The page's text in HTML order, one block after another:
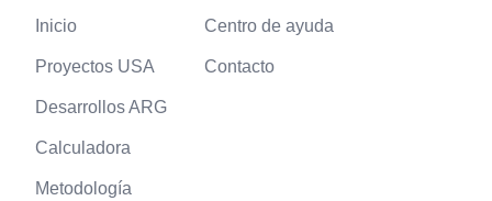
Inicio
Proyectos USA
Desarrollos ARG
Calculadora
Metodología
Centro de ayuda
Contacto